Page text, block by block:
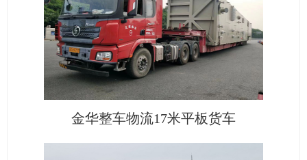
金华整车物流17米平板货车